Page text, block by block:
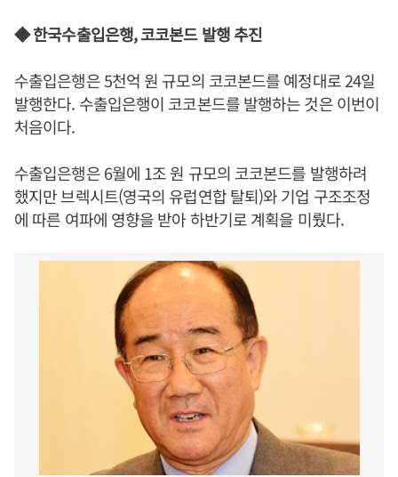
◆ 한국수출입은행, 코코본드 발행 추진
수출입은행은 5천억 원 규모의 코코본드를 예정대로 24일
발행한다. 수출입은행이 코코본드를 발행하는 것은 이번이
처음이다.
수출입은행은 6월에 1조 원 규모의 코코본드를 발행하려
했지만 브렉시트(영국의 유럽연합 탈퇴)와 기업 구조조정
에 따른 여파에 영향을 받아 하반기로 계획을 미뤘다.